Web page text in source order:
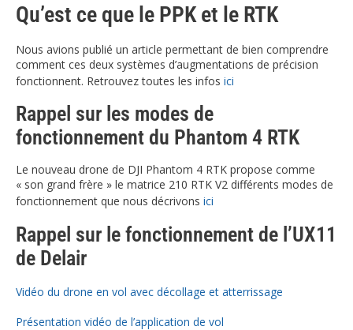
Qu’est ce que le PPK et le RTK
Nous avions publié un article permettant de bien comprendre
comment ces deux systèmes d’augmentations de précision
fonctionnent. Retrouvez toutes les infos ici
Rappel sur les modes de
fonctionnement du Phantom 4 RTK
Le nouveau drone de DJI Phantom 4 RTK propose comme
« son grand frère » le matrice 210 RTK V2 différents modes de
fonctionnement que nous décrivons ici
Rappel sur le fonctionnement de l’UX11
de Delair
Vidéo du drone en vol avec décollage et atterrissage
Présentation vidéo de l’application de vol